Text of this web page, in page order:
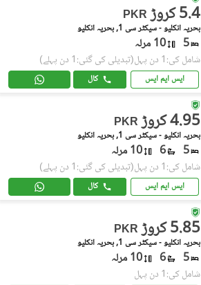
PKR 5.4 کروڑ
بحریہ انکلیو - سیکٹر سی 1, بحریہ انکلیو
5 10 مرلہ
شامل کی:1 دن پہل (تبدیلی کی گئی:1 دن پہلے)
ایس ایم ایس کال
PKR 4.95 کروڑ
بحریہ انکلیو - سیکٹر سی 1, بحریہ انکلیو
5
6 10 مرلہ
شامل کی:1 دن پہل (تبدیلی کی گئی:1 دن پہلے)
ایس ایم ایس کال
PKR 5.85 کروڑ
بحریہ انکلیو - سیکٹر سی 1, بحریہ انکلیو
5
6 10 مرلہ
شامل کی:1 دن پہل